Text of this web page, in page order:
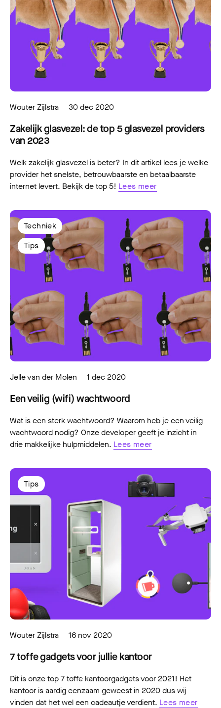
Wouter Zijlstra 30 dec 2020
Zakelijk glasvezel: de top 5 glasvezel providers
van 2023
Welk zakelijk glasvezel is beter? In dit artikel lees je welke
provider het snelste, betrouwbaarste en betaalbaarste
internet levert. Bekijk de top 5! Lees meer
Techniek
Tips
Jelle van der Molen 1 dec 2020
Een veilig (wifi) wachtwoord
Wat is een sterk wachtwoord? Waarom heb je een veilig
wachtwoord nodig? Onze developer geeft je inzicht in
drie makkelijke hulpmiddelen. Lees meer
Tips
Wouter Zijlstra 16 nov 2020
7 toffe gadgets voor jullie kantoor
Dit is onze top 7 toffe kantoorgadgets voor 2021! Het
kantoor is aardig eenzaam geweest in 2020 dus wij
vinden dat het wel een cadeautje verdient. Lees meer